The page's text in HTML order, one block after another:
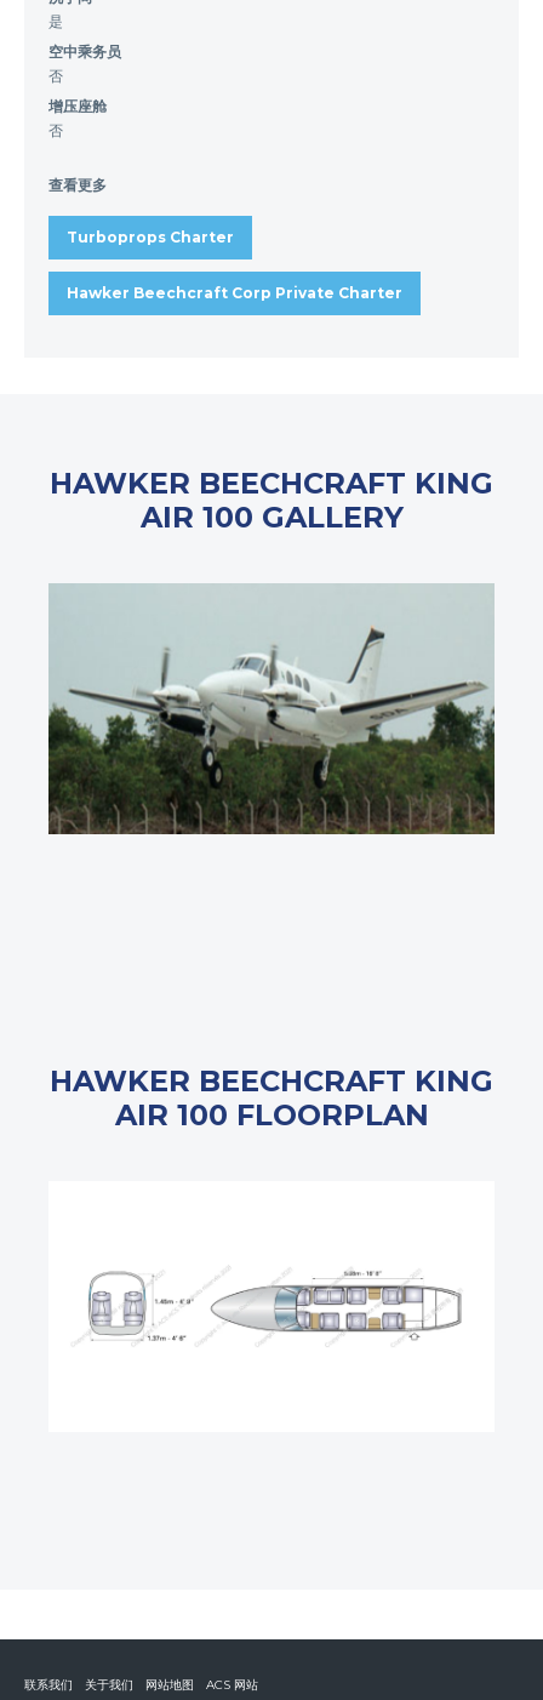
是
空中乘务员
否
增压座舱
否
查看更多
Turboprops Charter
Hawker Beechcraft Corp Private Charter
HAWKER BEECHCRAFT KING
AIR 100 GALLERY
HAWKER BEECHCRAFT KING
AIR 100 FLOORPLAN
联系我们 关于我们 网站地图 ACS 网站